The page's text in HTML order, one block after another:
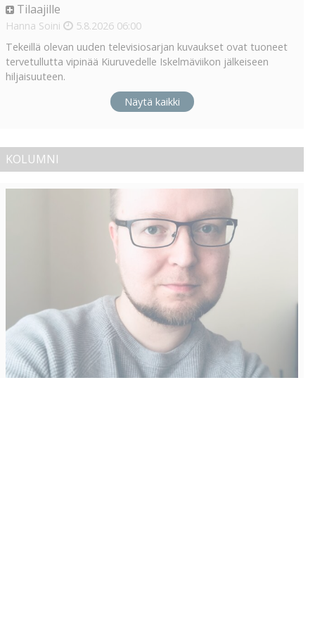
Tilaajille
Hanna Soini 5.8.2026 06:00
Tekeillä olevan uuden televisiosarjan kuvaukset ovat tuoneet
tervetullutta vipinää Kiuruvedelle Iskelmäviikon jälkeiseen
hiljaisuuteen.
Näytä kaikki
KOLUMNI